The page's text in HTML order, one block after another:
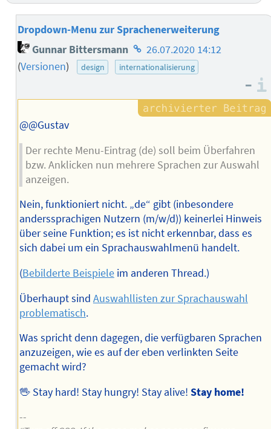
Dropdown-Menu zur Sprachenerweiterung
Gunnar Bittersmann Homepage
des
26.07.2020 14:12
(Versionen) design internationalisierung
–
@@Gustav
Der rechte Menu-Eintrag (de) soll beim Überfahren
bzw. Anklicken nun mehrere Sprachen zur Auswahl
anzeigen.
Nein, funktioniert nicht. „de“ gibt (inbesondere
anderssprachigen Nutzern (m/w/d)) keinerlei Hinweis
über seine Funktion; es ist nicht erkennbar, dass es
sich dabei um ein Sprachauswahlmenü handelt.
(Bebilderte Beispieleim anderen Thread.)
Überhaupt sind Auswahllisten zur Sprachauswahl
problematisch.
Was spricht denn dagegen, die verfügbaren Sprachen
anzuzeigen, wie es auf der eben verlinkten Seite
gemacht wird?
🖖 Stay hard! Stay hungry! Stay alive! Stay home!
--